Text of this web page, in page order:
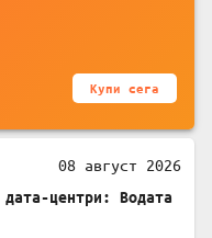
Купи сега
08 август 2026
центри: Водата